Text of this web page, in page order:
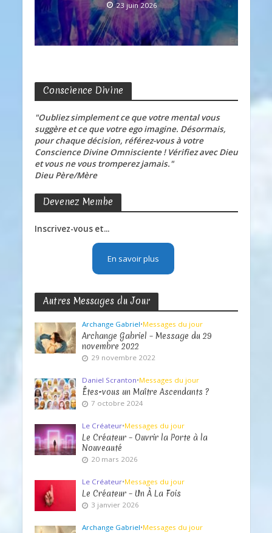
23 juin 2026
Conscience Divine
"Oubliez simplement ce que votre mental vous
suggère et ce que votre ego imagine. Désormais,
pour chaque décision, référez-vous à votre
Conscience Divine Omnisciente ! Vérifiez avec Dieu
et vous ne vous tromperez jamais."
Dieu Père/Mère
Devenez Membe
Inscrivez-vous et...
En savoir plus
Autres Messages du Jour
Archange Gabriel•Messages du jour
Archange Gabriel – Message du 29
novembre 2022
29 novembre 2022
Daniel Scranton•Messages du jour
Êtes-vous un Maître Ascendants ?
7 octobre 2024
Le Créateur•Messages du jour
Le Créateur – Ouvrir la Porte à la
Nouveauté
20 mars 2026
Le Créateur•Messages du jour
Le Créateur – Un À La Fois
3 janvier 2026
Archange Gabriel•Messages du jour